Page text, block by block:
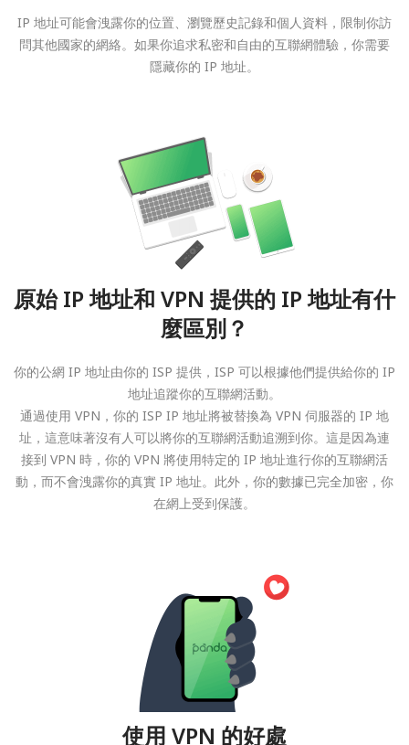
IP 地址可能會洩露你的位置、瀏覽歷史記錄和個人資料，限制你訪
問其他國家的網絡。如果你追求私密和自由的互聯網體驗，你需要
隱藏你的 IP 地址。
原始 IP 地址和 VPN 提供的 IP 地址有什
麼區別？
你的公網 IP 地址由你的 ISP 提供，ISP 可以根據他們提供給你的 IP
地址追蹤你的互聯網活動。
通過使用 VPN，你的 ISP IP 地址將被替換為 VPN 伺服器的 IP 地
址，這意味著沒有人可以將你的互聯網活動追溯到你。這是因為連
接到 VPN 時，你的 VPN 將使用特定的 IP 地址進行你的互聯網活
動，而不會洩露你的真實 IP 地址。此外，你的數據已完全加密，你
在網上受到保護。
使用 VPN 的好處